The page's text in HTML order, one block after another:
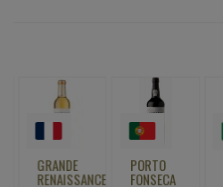
GRANDE
RENAISSANCE
PORTO
FONSECA